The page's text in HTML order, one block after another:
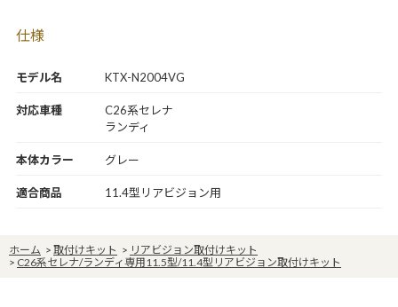
モデル名 KTX-N2004VG
仕様
対応車種
C26系セレナ
ランディ
本体カラー グレー
適合商品 11.4型リアビジョン用
ホーム > 取付けキット > リアビジョン取付けキット
> C26系セレナ/ランディ専用11.5型/11.4型リアビジョン取付けキット